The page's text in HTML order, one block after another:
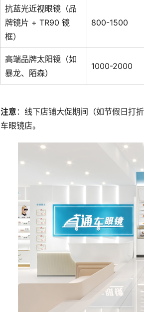
抗蓝光近视眼镜（品
牌镜片 + TR90 镜
框）
800-1500
高端品牌太阳镜（如
暴龙、陌森）
1000-2000
注意 ：线下店铺大促期间（如节假日打
车眼镜店。